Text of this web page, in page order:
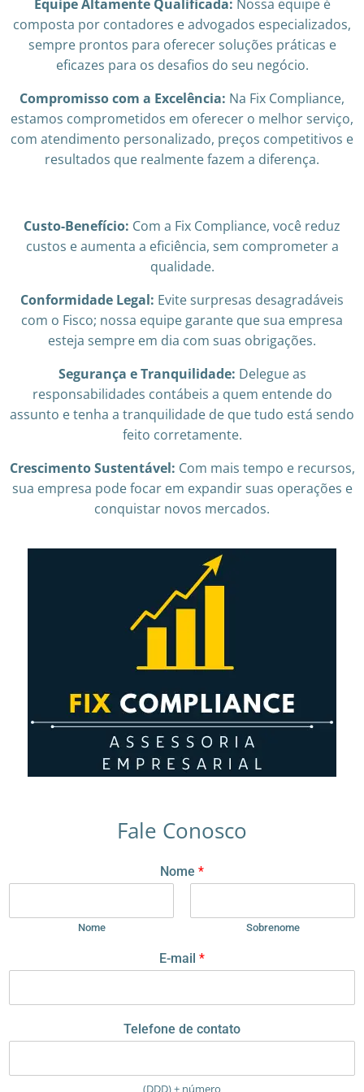
Equipe Altamente Qualificada: Nossa equipe é
composta por contadores e advogados especializados,
sempre prontos para oferecer soluções práticas e
eficazes para os desafios do seu negócio.
Compromisso com a Excelência: Na Fix Compliance,
estamos comprometidos em oferecer o melhor serviço,
com atendimento personalizado, preços competitivos e
resultados que realmente fazem a diferença.
Custo-Benefício: Com a Fix Compliance, você reduz
custos e aumenta a eficiência, sem comprometer a
qualidade.
Conformidade Legal: Evite surpresas desagradáveis
com o Fisco; nossa equipe garante que sua empresa
esteja sempre em dia com suas obrigações.
Segurança e Tranquilidade: Delegue as
responsabilidades contábeis a quem entende do
assunto e tenha a tranquilidade de que tudo está sendo
feito corretamente.
Crescimento Sustentável: Com mais tempo e recursos,
sua empresa pode focar em expandir suas operações e
conquistar novos mercados.
Fale Conosco
Nome *
Nome Sobrenome
E-mail *
C
o
n
Telefone de contato